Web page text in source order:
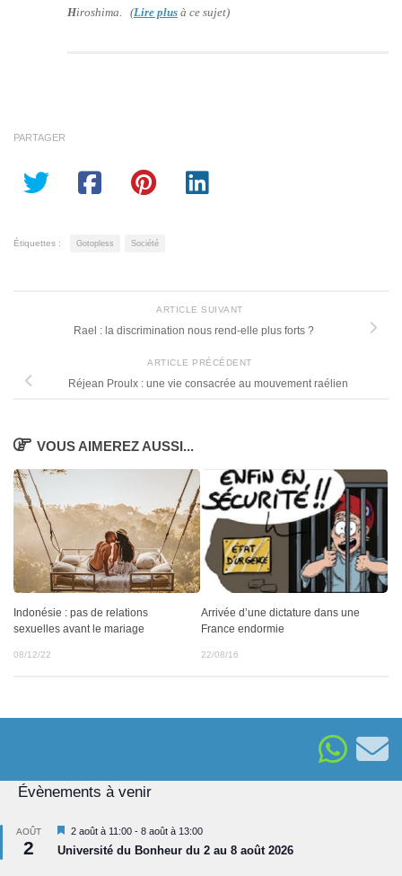
Hiroshima. (Lire plus à ce sujet)
PARTAGER
Étiquettes : Gotopless Société
ARTICLE SUIVANT
Rael : la discrimination nous rend-elle plus forts ?
ARTICLE PRÉCÉDENT
Réjean Proulx : une vie consacrée au mouvement raélien
VOUS AIMEREZ AUSSI...
Indonésie : pas de relations
sexuelles avant le mariage
08/12/22
Arrivée d’une dictature dans une
France endormie
22/08/16
Évènements à venir
AOÛT
2
Mis
en
avant
2 août à 11:00 - 8 août à 13:00
Université du Bonheur du 2 au 8 août 2026